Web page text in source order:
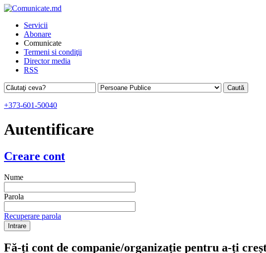
Servicii
Abonare
Comunicate
Termeni si condiţii
Director media
RSS
+373-601-50040
Autentificare
Creare cont
Nume
Parola
Recuperare parola
Fă-ți cont de companie/organizație pentru a-ți